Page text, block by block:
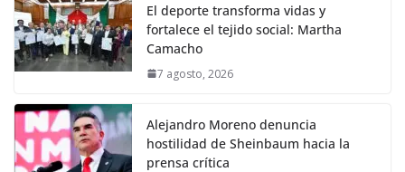
El deporte transforma vidas y
fortalece el tejido social: Martha
Camacho
7 agosto, 2026
Alejandro Moreno denuncia
hostilidad de Sheinbaum hacia la
prensa crítica